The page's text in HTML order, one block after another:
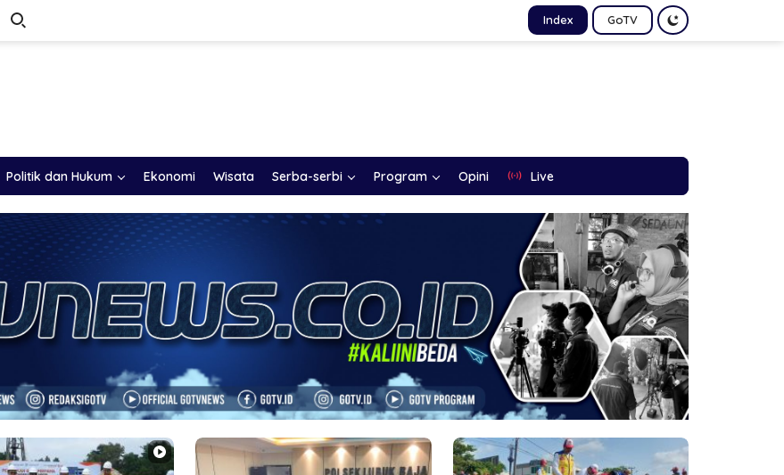
Index GoTV
Politik dan Hukum Ekonomi Wisata Serba-serbi Program Opini Live